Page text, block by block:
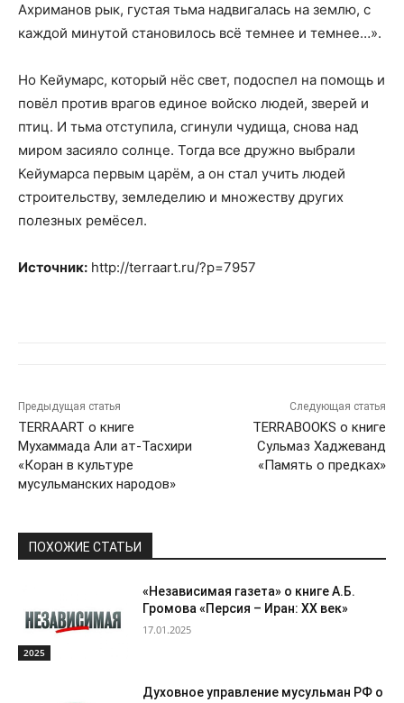
Ахриманов рык, густая тьма надвигалась на землю, с
каждой минутой становилось всё темнее и темнее…».
Но Кейумарс, который нёс свет, подоспел на помощь и
повёл против врагов единое войско людей, зверей и
птиц. И тьма отступила, сгинули чудища, снова над
миром засияло солнце. Тогда все дружно выбрали
Кейумарса первым царём, а он стал учить людей
строительству, земледелию и множеству других
полезных ремёсел.
Источник: http://terraart.ru/?p=7957
Предыдущая статья
TERRAART о книге
Мухаммада Али ат-Тасхири
«Коран в культуре
мусульманских народов»
Следующая статья
TERRABOOKS о книге
Сульмаз Хаджеванд
«Память о предках»
ПОХОЖИЕ СТАТЬИ
2025
«Независимая газета» о книге А.Б.
Громова «Персия – Иран: ХХ век»
17.01.2025
Духовное управление мусульман РФ о